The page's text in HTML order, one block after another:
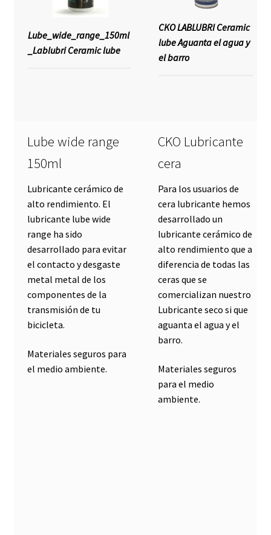
Lube_wide_range_150ml
_Lablubri Ceramic lube
CKO LABLUBRI Ceramic
lube Aguanta el agua y
el barro
Lube wide range
150ml
Lubricante cerámico de
alto rendimiento. El
lubricante lube wide
range ha sido
desarrollado para evitar
el contacto y desgaste
metal metal de los
componentes de la
transmisión de tu
bicicleta.
Materiales seguros para
el medio ambiente.
CKO Lubricante
cera
Para los usuarios de
cera lubricante hemos
desarrollado un
lubricante cerámico de
alto rendimiento que a
diferencia de todas las
ceras que se
comercializan nuestro
Lubricante seco si que
aguanta el agua y el
barro.
Materiales seguros
para el medio
ambiente.